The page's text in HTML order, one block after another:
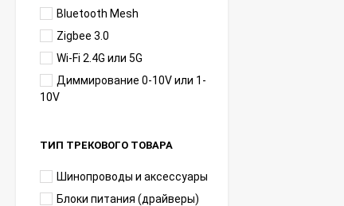
Bluetooth Mesh
Zigbee 3.0
Wi-Fi 2.4G или 5G
Диммирование 0-10V или 1-
10V
ТИП ТРЕКОВОГО ТОВАРА
Шинопроводы и аксессуары
Блоки питания (драйверы)